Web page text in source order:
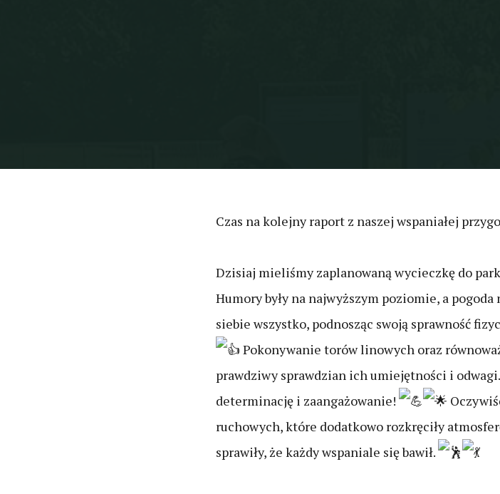
Czas na kolejny raport z naszej wspaniałej
Dzisiaj mieliśmy zaplanowaną wycieczkę do
Humory były na najwyższym poziomie, a pogoda
siebie wszystko, podnosząc swoją sprawność
Pokonywanie torów linowych oraz
prawdziwy sprawdzian ich umiejętności i
determinację i zaangażowanie!
ruchowych, które dodatkowo rozkręciły
sprawiły, że każdywspaniale się bawił.